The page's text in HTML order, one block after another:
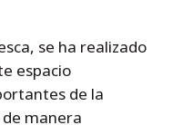
se ha realizado
espacio
de la
manera